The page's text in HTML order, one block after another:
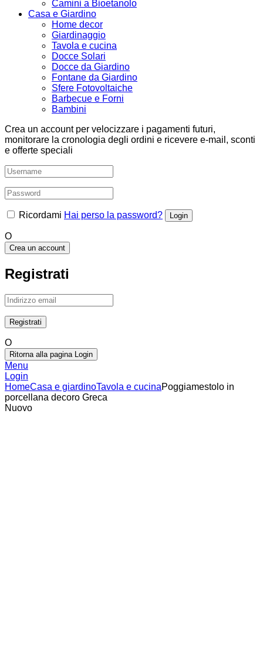
Camini a Bioetanolo
Casa e Giardino
Home decor
Giardinaggio
Tavola e cucina
Docce Solari
Docce da Giardino
Fontane da Giardino
Sfere Fotovoltaiche
Barbecue e Forni
Bambini
Crea un account per velocizzare i pagamenti futuri,
monitorare la cronologia degli ordini e ricevere e-mail, sconti
e offerte speciali
Ricordami Hai perso la password?
O
Crea un account
Registrati
O
Ritorna alla pagina Login
Menu
Login
HomeCasa e giardinoTavola e cucinaPoggiamestolo in
porcellana decoro Greca
Nuovo